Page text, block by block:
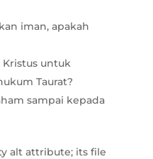
iman, apakah
untuk
Taurat?
sampai kepada